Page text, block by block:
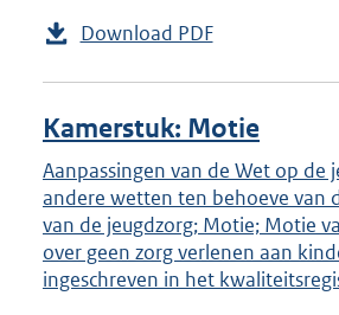
Download PDF
Kamerstuk: Motie
Aanpassingen van de Wet op de
andere wetten ten behoeve van
van de jeugdzorg; Motie; Motie
over geen zorg verlenen aan
ingeschreven in het